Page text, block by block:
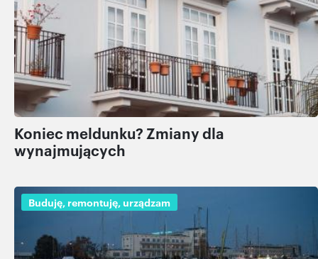
Koniec meldunku? Zmiany dla
wynajmujących
Buduję, remontuję, urządzam